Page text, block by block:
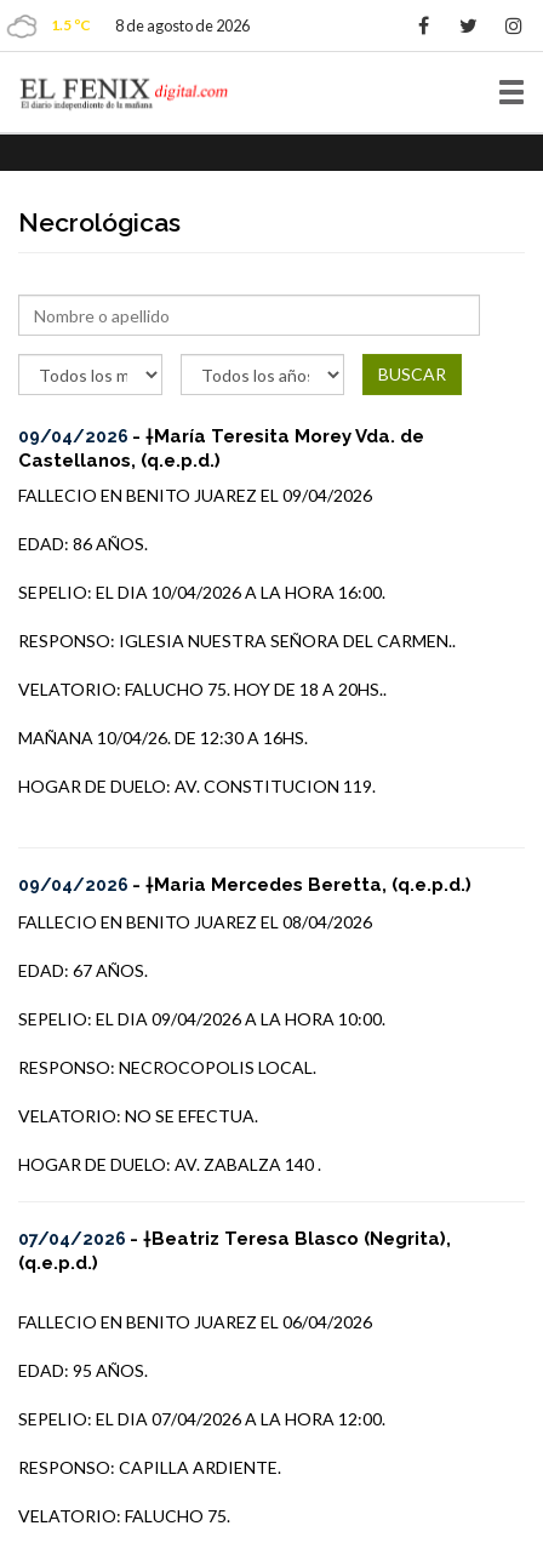
1.5 ºC 8 de agosto de 2026
Necrológicas
BUSCAR
09/04/2026 - †María Teresita Morey Vda. de
Castellanos, (q.e.p.d.)
FALLECIO EN BENITO JUAREZ EL 09/04/2026
EDAD: 86 AÑOS.
SEPELIO: EL DIA 10/04/2026 A LA HORA 16:00.
RESPONSO: IGLESIA NUESTRA SEÑORA DEL CARMEN..
VELATORIO: FALUCHO 75. HOY DE 18 A 20HS..
MAÑANA 10/04/26. DE 12:30 A 16HS.
HOGAR DE DUELO: AV. CONSTITUCION 119.
09/04/2026 - †Maria Mercedes Beretta, (q.e.p.d.)
FALLECIO EN BENITO JUAREZ EL 08/04/2026
EDAD: 67 AÑOS.
SEPELIO: EL DIA 09/04/2026 A LA HORA 10:00.
RESPONSO: NECROCOPOLIS LOCAL.
VELATORIO: NO SE EFECTUA.
HOGAR DE DUELO: AV. ZABALZA 140 .
07/04/2026 - †Beatriz Teresa Blasco (Negrita),
(q.e.p.d.)
FALLECIO EN BENITO JUAREZ EL 06/04/2026
EDAD: 95 AÑOS.
SEPELIO: EL DIA 07/04/2026 A LA HORA 12:00.
RESPONSO: CAPILLA ARDIENTE.
VELATORIO: FALUCHO 75.